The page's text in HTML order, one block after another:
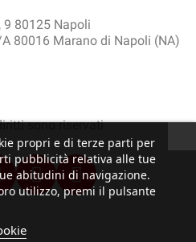
9 80125 Napoli
80016 Marano di Napoli (NA)
sono riservati
propri e di terze parti per
pubblicità relativa alle tue
abitudini di navigazione.
utilizzo, premi il pulsante